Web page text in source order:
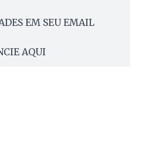
EM SEU EMAIL
AQUI